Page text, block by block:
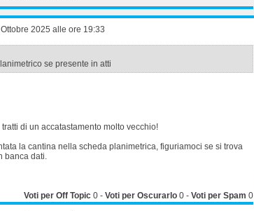
2025 alle ore 19:33
se presente in atti
di un accatastamento molto vecchio!
la cantina nella scheda planimetrica, figuriamoci se si trova
banca dati.
Voti per Off Topic 0 - Voti per Oscurarlo 0 - Voti per Spam 0